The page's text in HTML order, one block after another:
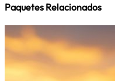
Paquetes Relacionados